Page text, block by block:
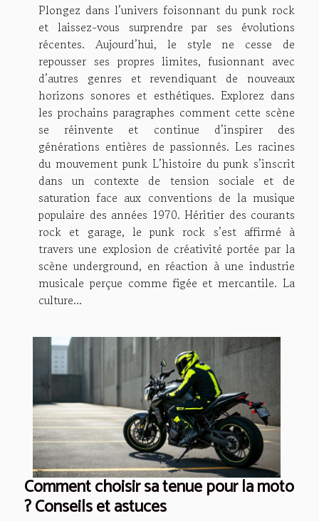
Plongez dans l’univers foisonnant du punk rock
et laissez-vous surprendre par ses évolutions
récentes. Aujourd’hui, le style ne cesse de
repousser ses propres limites, fusionnant avec
d’autres genres et revendiquant de nouveaux
horizons sonores et esthétiques. Explorez dans
les prochains paragraphes comment cette scène
se réinvente et continue d’inspirer des
générations entières de passionnés. Les racines
du mouvement punk L’histoire du punk s’inscrit
dans un contexte de tension sociale et de
saturation face aux conventions de la musique
populaire des années 1970. Héritier des courants
rock et garage, le punk rock s’est affirmé à
travers une explosion de créativité portée par la
scène underground, en réaction à une industrie
musicale perçue comme figée et mercantile. La
culture...
Comment choisir sa tenue pour la moto
? Conseils et astuces